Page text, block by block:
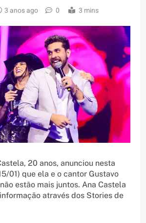
3 anos ago 0 3 mins
20 anos, anunciou nesta
01) que ela e o cantor Gustavo
estão mais juntos. Ana Castela
através dos Stories de